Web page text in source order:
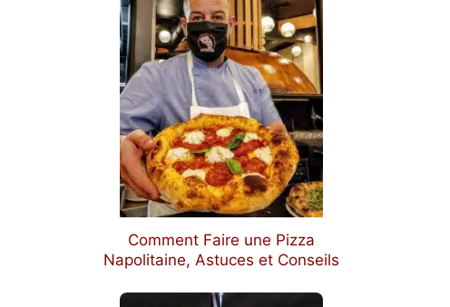
Comment Faire une Pizza
Napolitaine, Astuces et Conseils